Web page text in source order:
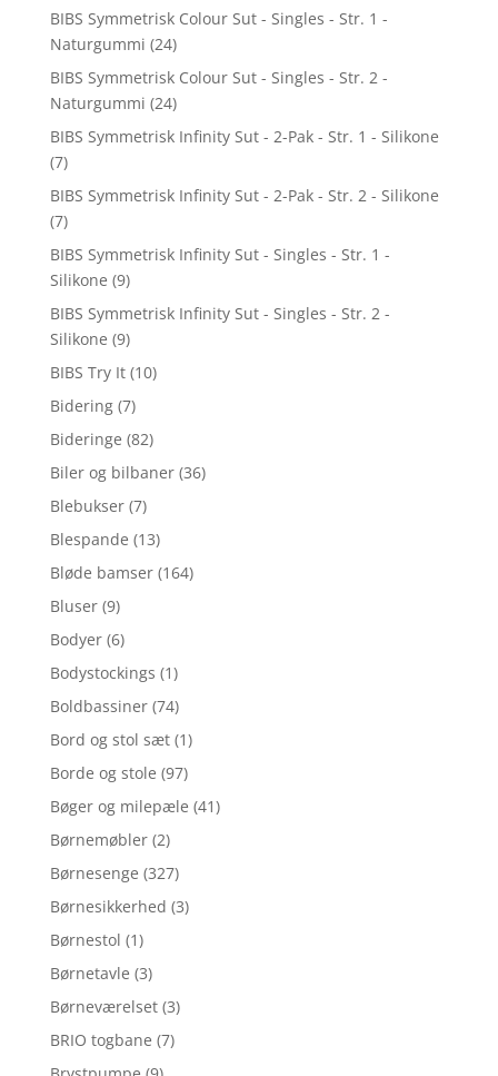
BIBS Symmetrisk Colour Sut - Singles - Str. 1 -
Naturgummi (24)
BIBS Symmetrisk Colour Sut - Singles - Str. 2 -
Naturgummi (24)
BIBS Symmetrisk Infinity Sut - 2-Pak - Str. 1 - Silikone
(7)
BIBS Symmetrisk Infinity Sut - 2-Pak - Str. 2 - Silikone
(7)
BIBS Symmetrisk Infinity Sut - Singles - Str. 1 -
Silikone (9)
BIBS Symmetrisk Infinity Sut - Singles - Str. 2 -
Silikone (9)
BIBS Try It (10)
Bidering (7)
Bideringe (82)
Biler og bilbaner (36)
Blebukser (7)
Blespande (13)
Bløde bamser (164)
Bluser (9)
Bodyer (6)
Bodystockings (1)
Boldbassiner (74)
Bord og stol sæt (1)
Borde og stole (97)
Bøger og milepæle (41)
Børnemøbler (2)
Børnesenge (327)
Børnesikkerhed (3)
Børnestol (1)
Børnetavle (3)
Børneværelset (3)
BRIO togbane (7)